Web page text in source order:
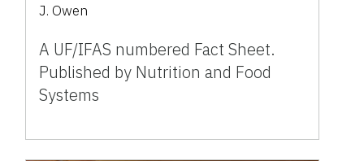
J. Owen
A UF/IFAS numbered Fact Sheet.
Published by Nutrition and Food
Systems